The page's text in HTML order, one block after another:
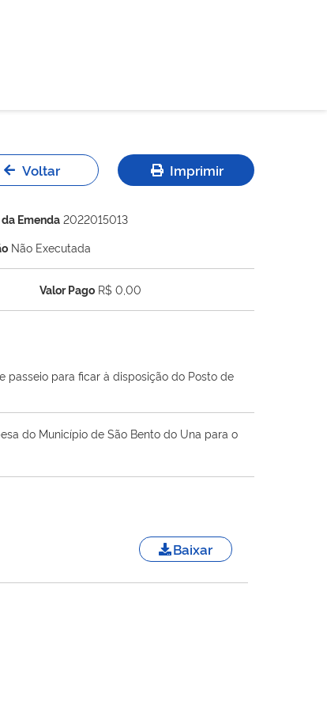
Voltar Imprimir
Emenda 2022015013
Não Executada
Valor Pago R$ 0,00
passeio para ficar à disposição do Posto de
do Município de São Bento do Una para o
Baixar